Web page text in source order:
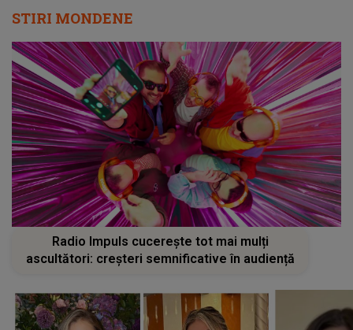
STIRI MONDENE
Radio Impuls cucerește tot mai mulți
ascultători: creșteri semnificative în audiență